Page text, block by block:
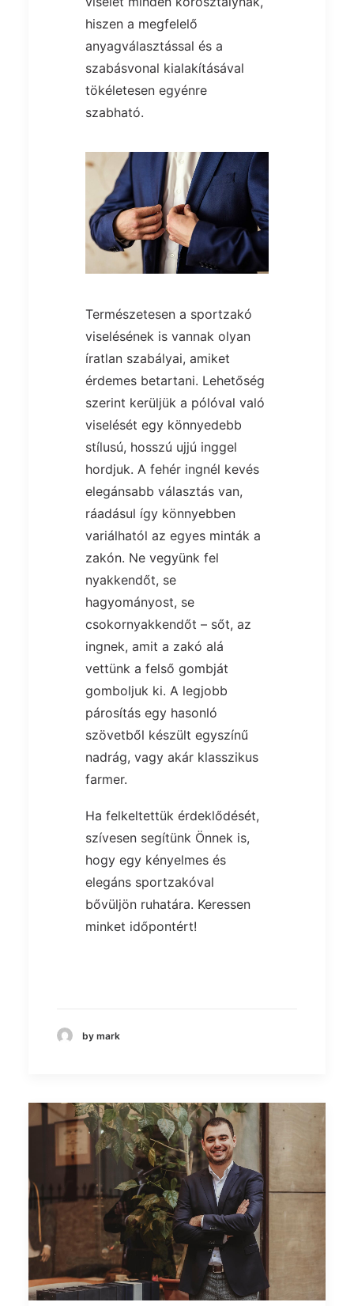
hiszen a megfelelő
anyagválasztással és a
szabásvonal kialakításával
tökéletesen egyénre
szabható.
Természetesen a sportzakó
viselésének is vannak olyan
íratlan szabályai, amiket
érdemes betartani. Lehetőség
szerint kerüljük a pólóval való
viselését egy könnyedebb
stílusú, hosszú ujjú inggel
hordjuk. A fehér ingnél kevés
elegánsabb választás van,
ráadásul így könnyebben
variálhatól az egyes minták a
zakón. Ne vegyünk fel
nyakkendőt, se
hagyományost, se
csokornyakkendőt – sőt, az
ingnek, amit a zakó alá
vettünk a felső gombját
gomboljuk ki. A legjobb
párosítás egy hasonló
szövetből készült egyszínű
nadrág, vagy akár klasszikus
farmer.
Ha felkeltettük érdeklődését,
szívesen segítünk Önnek is,
hogy egy kényelmes és
elegáns sportzakóval
bővüljön ruhatára. Keressen
minket időpontért!
by mark